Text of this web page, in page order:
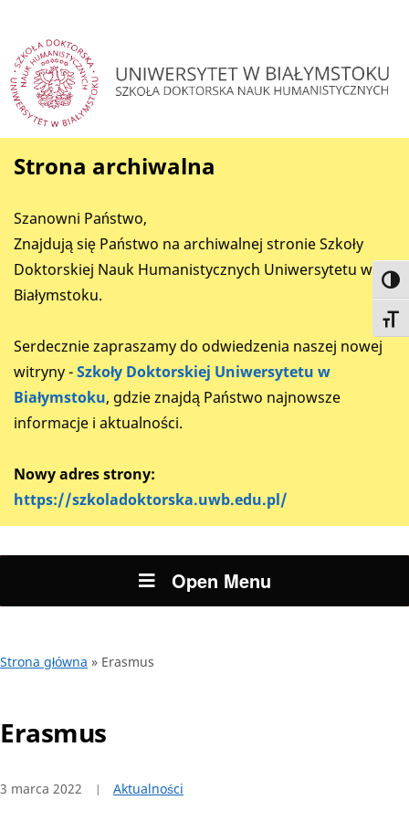
Strona archiwalna
Szanowni Państwo,
Znajdują się Państwo na archiwalnej stronie Szkoły
Doktorskiej Nauk Humanistycznych Uniwersytetu w
Białymstoku.
Serdecznie zapraszamy do odwiedzenia naszej nowej
witryny -Szkoły Doktorskiej Uniwersytetu w
Białymstoku, gdzie znajdą Państwo najnowsze
informacje i aktualności.
Nowy adres strony:
https://szkoladoktorska.uwb.edu.pl/
Open Menu
Strona główna » Erasmus
Erasmus
3 marca 2022 Aktualności